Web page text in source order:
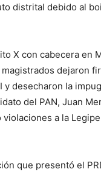
distrital debido al
X con cabecera en
dejaron
y desecharon la
del PAN, Juan
a la
que presentó el